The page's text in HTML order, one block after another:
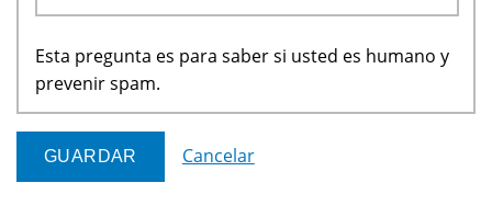
Esta pregunta es para saber si usted es humano y
prevenir spam.
Cancelar